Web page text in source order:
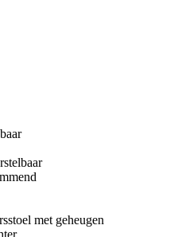
met geheugen